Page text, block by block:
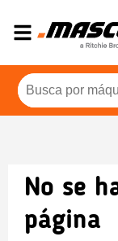
No se
página